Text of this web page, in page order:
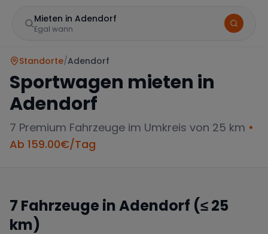
Mieten in Adendorf
Egal wann
Standorte/Adendorf
Sportwagen mieten in
Adendorf
7 Premium Fahrzeuge im Umkreis von 25 km •
Ab 159.00€/Tag
7 Fahrzeuge in Adendorf (≤ 25
km)